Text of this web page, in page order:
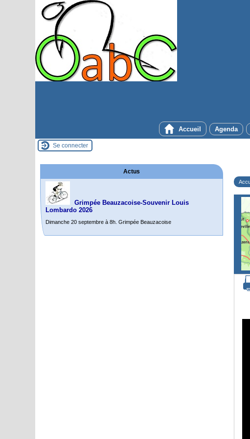
Accueil Agenda
Se connecter
Actus
Grimpée Beauzacoise-Souvenir Louis
Lombardo 2026
Dimanche 20 septembre à 8h. Grimpée Beauzacoise